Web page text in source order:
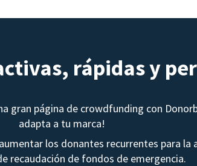
rápidas y
gran página de crowdfunding con
adapta a tu marca!
los donantes recurrentes para
recaudación de fondos de emergencia.